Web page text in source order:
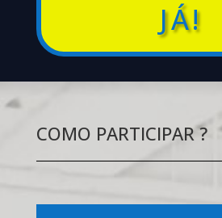
JÁ!
COMO PARTICIPAR ?